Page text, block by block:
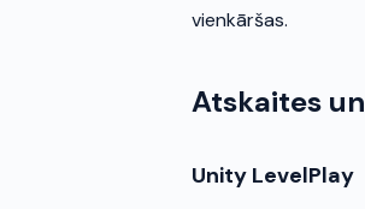
vienkāršas.
Atskaites
Unity LevelPlay